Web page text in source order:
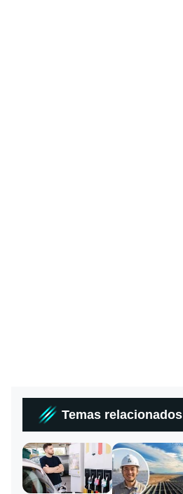
Temas relacionados